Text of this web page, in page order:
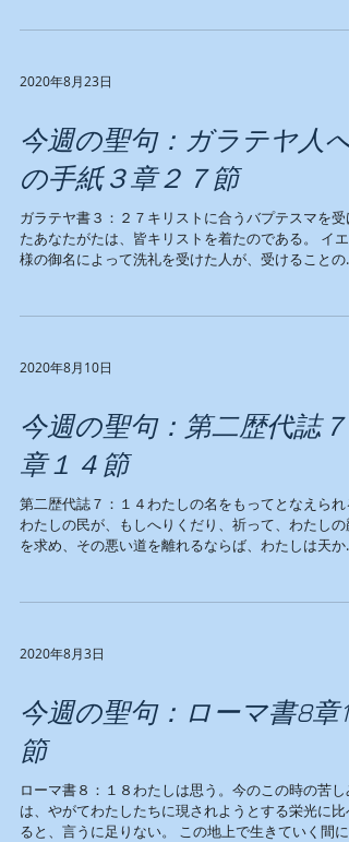
たに必ず、主の助けをイ...
2020年8月23日
今週の聖句：ガラテヤ人へ
の手紙３章２７節
ガラテヤ書３：２７キリストに合うバプテスマを受け
たあなたがたは、皆キリストを着たのである。 イエ
様の御名によって洗礼を受けた人が、受けることので
ご自身が、私達を守ってくださいま...
2020年8月10日
今週の聖句：第二歴代誌７
章１４節
第二歴代誌７：１４わたしの名をもってとなえられる
わたしの民が、もしへりくだり、祈って、わたしの顔
を求め、その悪い道を離れるならば、わたしは天から
神を求め続け、この地を癒してもら...
2020年8月3日
今週の聖句：ローマ書8章18
節
ローマ書８：１８わたしは思う。今のこの時の苦しみ
は、やがてわたしたちに現されようとする栄光に比べ
ると、言うに足りない。 この地上で生きていく間に